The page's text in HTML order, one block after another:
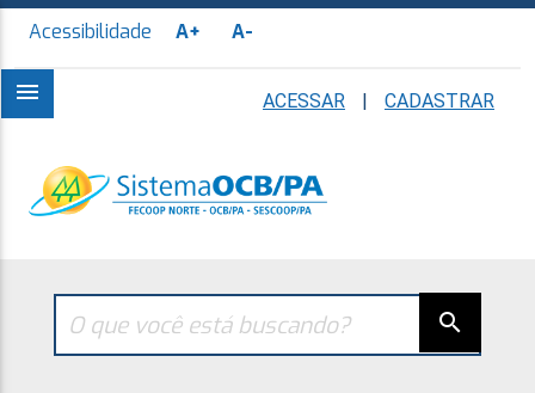
Acessibilidade A+ A-
menu ACESSAR CADASTRAR
search